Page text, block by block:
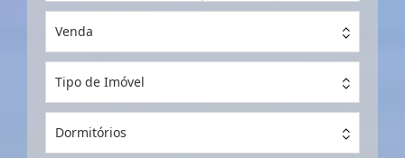
Venda
Tipo de Imóvel
Dormitórios